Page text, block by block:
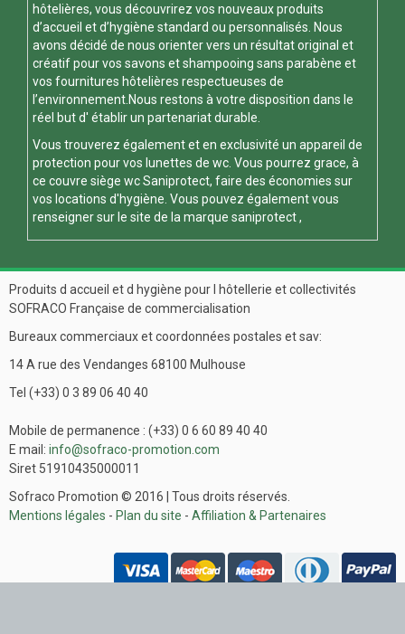
hôtelières, vous découvrirez vos nouveaux produits
d’accueil et d’hygiène standard ou personnalisés. Nous
avons décidé de nous orienter vers un résultat original et
créatif pour vos savons et shampooing sans parabène et
vos fournitures hôtelières respectueuses de
l’environnement.Nous restons à votre disposition dans le
réel but d' établir un partenariat durable.
Vous trouverez également et en exclusivité un appareil de
protection pour vos lunettes de wc. Vous pourrez grace, à
ce couvre siège wcSaniprotect, faire des économies sur
vos locations d'hygiène. Vous pouvez également vous
renseigner sur le site de la marque saniprotect,
Produits d accueil et d hygiène pour l hôtellerie et collectivités
SOFRACO Française de commercialisation
Bureaux commerciaux et coordonnées postales et sav:
14 A rue des Vendanges 68100 Mulhouse
Tel (+33) 0 3 89 06 40 40
Mobile de permanence : (+33) 0 6 60 89 40 40
E mail: info@sofraco-promotion.com
Siret 51910435000011
Sofraco Promotion © 2016 | Tous droits réservés.
Mentions légales - Plan du site - Affiliation & Partenaires